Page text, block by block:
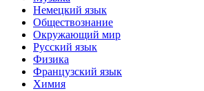
Немецкий язык
Обществознание
Окружающий мир
Русский язык
Физика
Французский язык
Химия